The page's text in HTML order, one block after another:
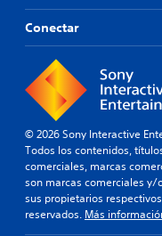
Conectar
© 2026 Sony Interactive
Todos los contenidos,
comerciales, marcas
son marcas comerciales
sus propietarios
reservados. Más